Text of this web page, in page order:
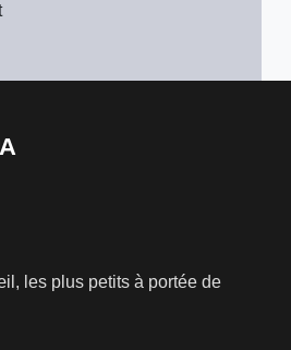
les plus petits à portée de